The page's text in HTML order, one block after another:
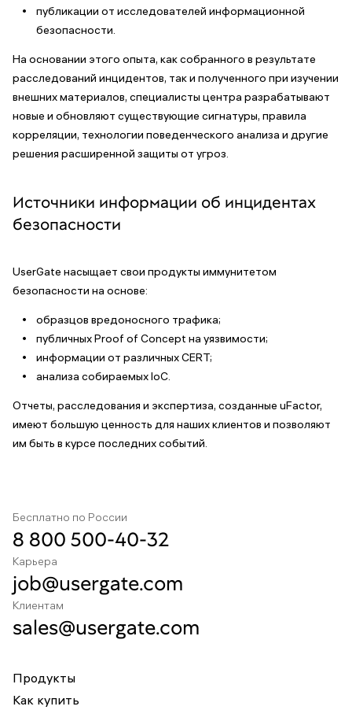
публикации от исследователей информационной
безопасности.
На основании этого опыта, как собранного в результате
расследований инцидентов, так и полученного при изучении
внешних материалов, специалисты центра разрабатывают
новые и обновляют существующие сигнатуры, правила
корреляции, технологии поведенческого анализа и другие
решения расширенной защиты от угроз.
Источники информации об инцидентах
безопасности
UserGate насыщает свои продукты иммунитетом
безопасности на основе:
образцов вредоносного трафика;
публичных Proof of Concept на уязвимости;
информации от различных CERT;
анализа собираемых IoC.
Отчеты, расследования и экспертиза, созданные uFactor,
имеют большую ценность для наших клиентов и позволяют
им быть в курсе последних событий.
Бесплатно по России
8 800 500-40-32
Карьера
job@usergate.com
Клиентам
sales@usergate.com
Продукты
Как купить